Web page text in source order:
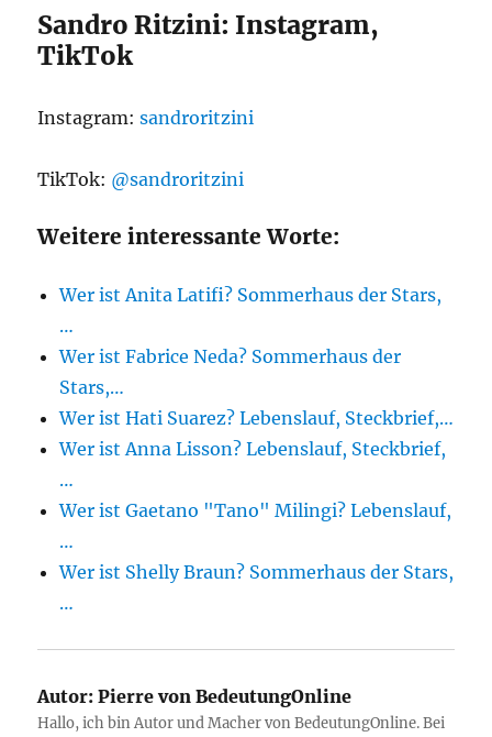
Sandro Ritzini: Instagram,
TikTok
Instagram:sandroritzini
TikTok: @sandroritzini
Weitere interessante Worte:
Wer ist Anita Latifi? Sommerhaus der Stars,
…
Wer ist Fabrice Neda? Sommerhaus der
Stars,…
Wer ist Hati Suarez? Lebenslauf, Steckbrief,…
Wer ist Anna Lisson? Lebenslauf, Steckbrief,
…
Wer ist Gaetano "Tano" Milingi? Lebenslauf,
…
Wer ist Shelly Braun? Sommerhaus der Stars,
…
Autor: Pierre von BedeutungOnline
Hallo, ich bin Autor und Macher von BedeutungOnline. Bei